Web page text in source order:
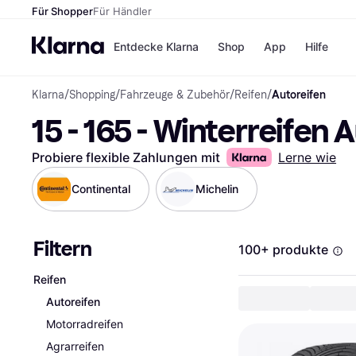
Für ShopperFür Händler
Entdecke Klarna
Zahlungsmethoden
Zahlungsmethoden
Sofort bezahlen
Bezahle in 3 Teilzahlungen
Bezahle in bis zu 30 Tagen
Ratenzahlung
Shop
Shops
H&M
Temu
Alle Shops
App Hilfe
Klarna/Shopping/Fahrzeuge & Zubehör/Reifen/Autoreifen
15 - 165 - Winterreifen
Probiere flexible Zahlungen mit Lerne wie
Continental Michelin
Filtern
Reifen
Autoreifen
Motorradreifen
Agrarreifen
100+ produkte